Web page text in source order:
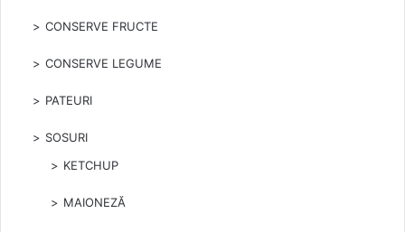
CONSERVE FRUCTE
CONSERVE LEGUME
PATEURI
SOSURI
KETCHUP
MAIONEZĂ